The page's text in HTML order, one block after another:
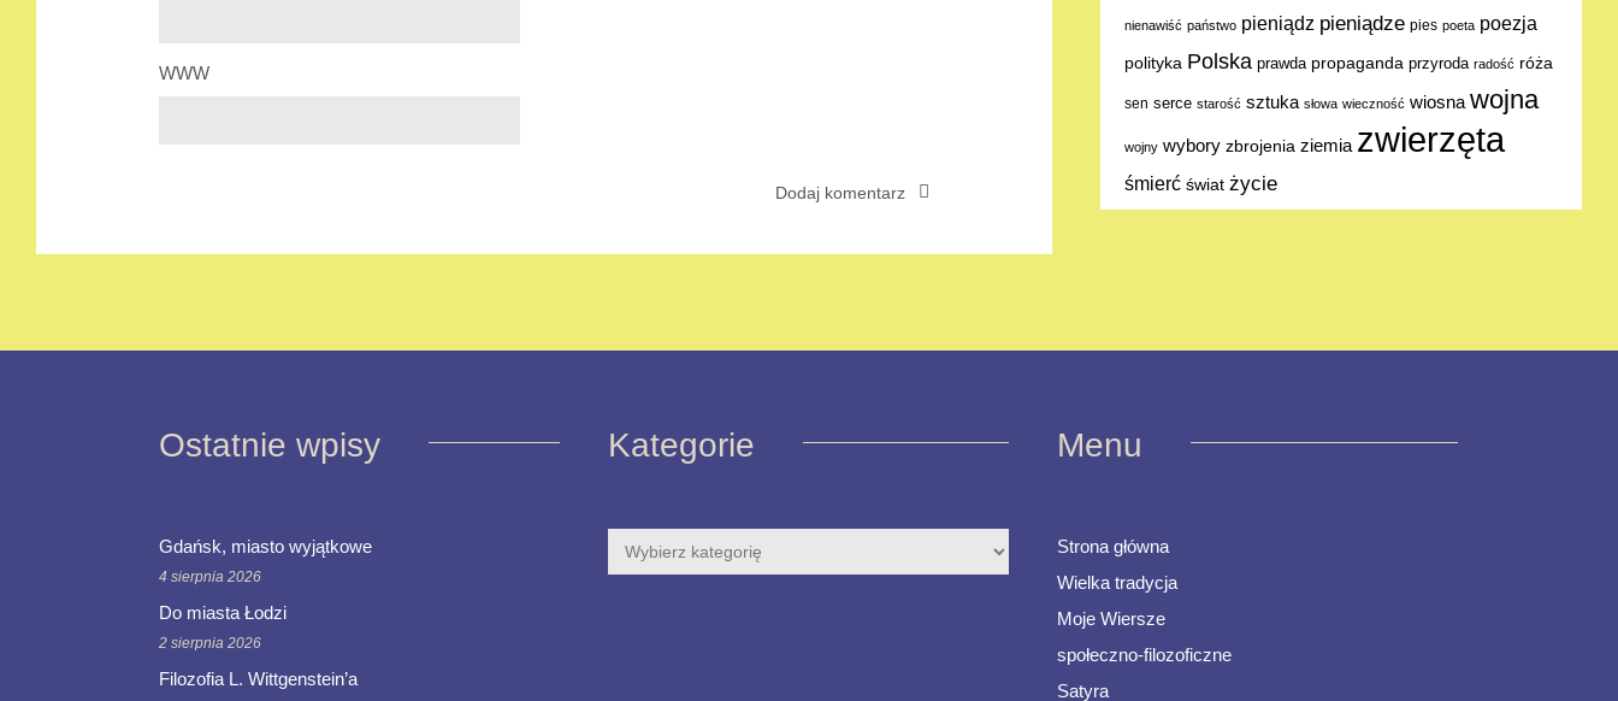
WWW
nienawiść państwo pieniądz pieniądze pies poeta poezja
polityka Polska prawda propaganda przyroda radość róża
sen serce starość sztuka słowa wieczność wiosna wojna
wojny wybory zbrojenia ziemia zwierzęta
śmierć świat życie
Ostatnie wpisy
Gdańsk, miasto wyjątkowe
4 sierpnia 2026
Do miasta Łodzi
2 sierpnia 2026
Filozofia L. Wittgenstein’a
Kategorie Menu
Strona główna
Wielka tradycja
Moje Wiersze
społeczno-filozoficzne
Satyra